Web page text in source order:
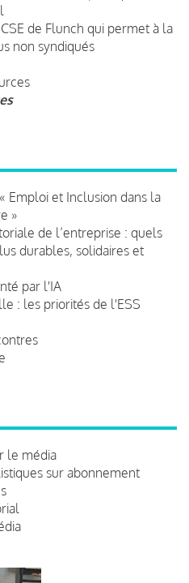
de Flunch qui permet à la
non syndiqués
Emploi et Inclusion dans la
»
de l’entreprise : quels
durables, solidaires et
par l'IA
: les priorités de l'ESS
le média
sur abonnement